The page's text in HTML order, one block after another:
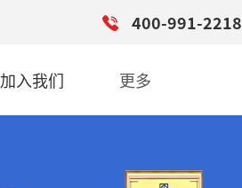
400-991-2218
加入我们 更多